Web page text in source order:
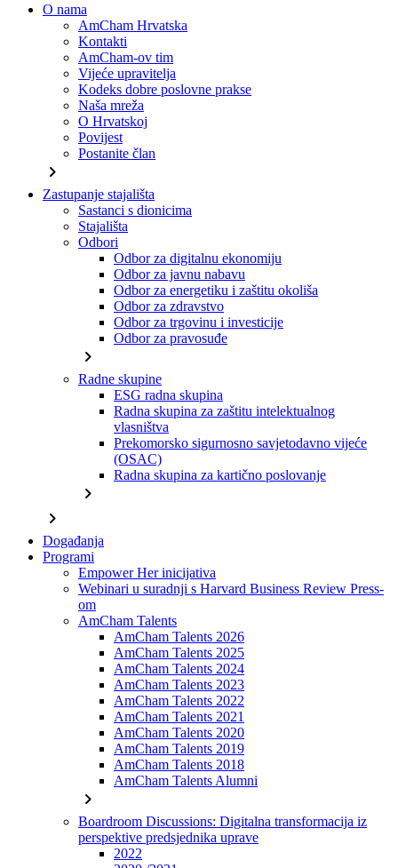
O nama
AmCham Hrvatska
Kontakti
AmCham-ov tim
Vijeće upravitelja
Kodeks dobre poslovne prakse
Naša mreža
O Hrvatskoj
Povijest
Postanite član
chevron_right
Zastupanje stajališta
Sastanci s dionicima
Stajališta
Odbori
Odbor za digitalnu ekonomiju
Odbor za javnu nabavu
Odbor za energetiku i zaštitu okoliša
Odbor za zdravstvo
Odbor za trgovinu i investicije
Odbor za pravosuđe
chevron_right
Radne skupine
ESG radna skupina
Radna skupina za zaštitu intelektualnog
vlasništva
Prekomorsko sigurnosno savjetodavno vijeće
(OSAC)
Radna skupina za kartično poslovanje
chevron_right
chevron_right
Događanja
Programi
Empower Her inicijativa
Webinari u suradnji s Harvard Business Review Press-
om
AmCham Talents
AmCham Talents 2026
AmCham Talents 2025
AmCham Talents 2024
AmCham Talents 2023
AmCham Talents 2022
AmCham Talents 2021
AmCham Talents 2020
AmCham Talents 2019
AmCham Talents 2018
AmCham Talents Alumni
chevron_right
Boardroom Discussions: Digitalna transformacija iz
perspektive predsjednika uprave
2022